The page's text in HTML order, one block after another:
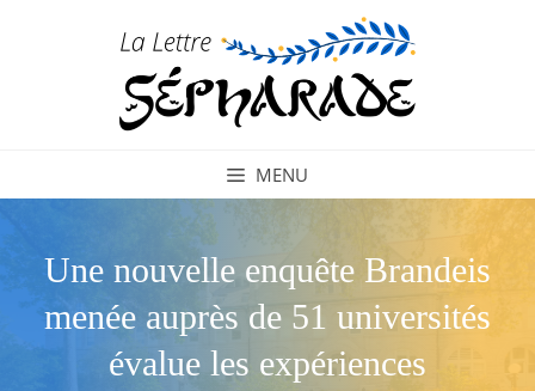
MENU
Une nouvelle enquête Brandeis
menée auprès de 51 universités
évalue les expériences